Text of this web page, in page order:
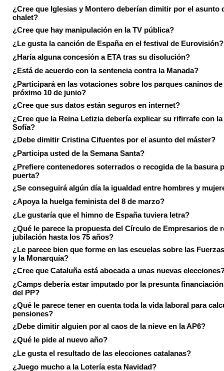
¿Cree que Iglesias y Montero deberían dimitir por el asunto
chalet?
¿Cree que hay manipulación en la TV pública?
¿Le gusta la canción de España en el festival de Eurovisión?
¿Haría alguna concesión a ETA tras su disolución?
¿Está de acuerdo con la sentencia contra la Manada?
¿Participará en las votaciones sobre los parques caninos de
próximo 10 de junio?
¿Cree que sus datos están seguros en internet?
¿Cree que la Reina Letizia debería explicar su rifirrafe con la
Sofía?
¿Debe dimitir Cristina Cifuentes por el asunto del máster?
¿Participa usted de la Semana Santa?
¿Prefiere contenedores soterrados o recogida de la basura
puerta?
¿Se conseguirá algún día la igualdad entre hombres y
¿Apoya la huelga feminista del 8 de marzo?
¿Le gustaría que el himno de España tuviera letra?
¿Qué le parece la propuesta del Círculo de Empresarios de
jubilación hasta los 75 años?
¿Le parece bien que forme en las escuelas sobre las
y la Monarquía?
¿Cree que Cataluña está abocada a unas nuevas
¿Camps debería estar imputado por la presunta
del PP?
¿Qué le parece tener en cuenta toda la vida laboral para
pensiones?
¿Debe dimitir alguien por al caos de la nieve en la AP6?
¿Qué le pide al nuevo año?
¿Le gusta el resultado de las elecciones catalanas?
¿Juego mucho a la Lotería esta Navidad?